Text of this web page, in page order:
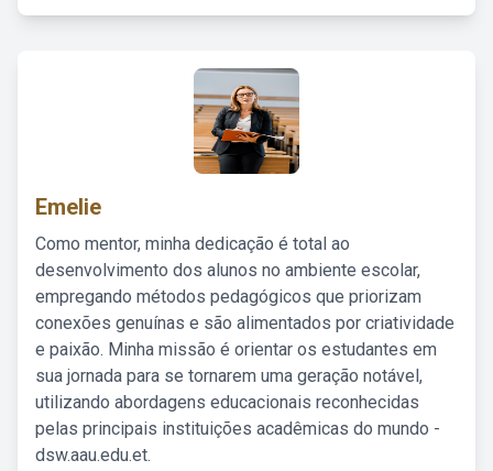
Emelie
Como mentor, minha dedicação é total ao
desenvolvimento dos alunos no ambiente escolar,
empregando métodos pedagógicos que priorizam
conexões genuínas e são alimentados por criatividade
e paixão. Minha missão é orientar os estudantes em
sua jornada para se tornarem uma geração notável,
utilizando abordagens educacionais reconhecidas
pelas principais instituições acadêmicas do mundo -
dsw.aau.edu.et.